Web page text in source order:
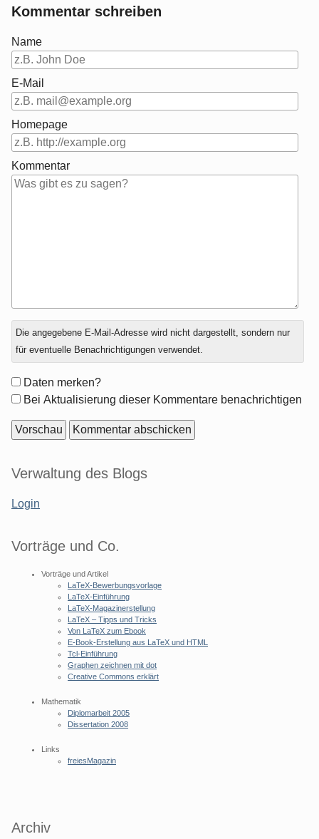
Kommentar schreiben
Name
E-Mail
Homepage
Kommentar
Antwort
zu
Die angegebene E-Mail-Adresse wird nicht dargestellt, sondern nur
für eventuelle Benachrichtigungen verwendet.
Formular-
Optionen
Daten merken?
Bei Aktualisierung dieser Kommentare benachrichtigen
Seitenleiste
Verwaltung des Blogs
Login
Vorträge und Co.
Vorträge und Artikel
LaTeX-Bewerbungsvorlage
LaTeX-Einführung
LaTeX-Magazinerstellung
LaTeX – Tipps und Tricks
Von LaTeX zum Ebook
E-Book-Erstellung aus LaTeX und HTML
Tcl-Einführung
Graphen zeichnen mit dot
Creative Commons erklärt
Mathematik
Diplomarbeit 2005
Dissertation 2008
Links
freiesMagazin
Archiv